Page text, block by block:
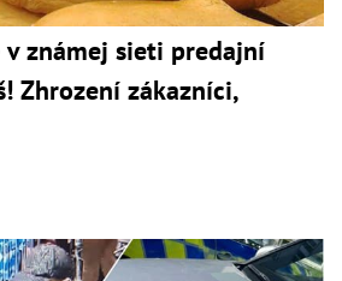
v známej sieti predajní
Zhrození zákazníci,